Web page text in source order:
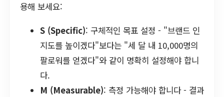
용해 보세요:
S (Specific): 구체적인 목표 설정 - "브랜드 인
지도를 높이겠다"보다는 "세 달 내 10,000명의
팔로워를 얻겠다"와 같이 명확히 설정해야 합니
다.
M (Measurable): 측정 가능해야 합니다 - 결과